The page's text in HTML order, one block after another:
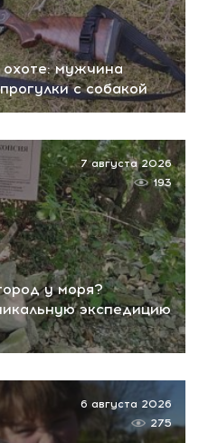
охоте: мужчина
с собакой
у моря?
экспедицию
7 августа 2026
193
6 августа 2026
275